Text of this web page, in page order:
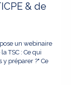
& de
un webinaire
TSC : Ce qui
préparer ?" Ce